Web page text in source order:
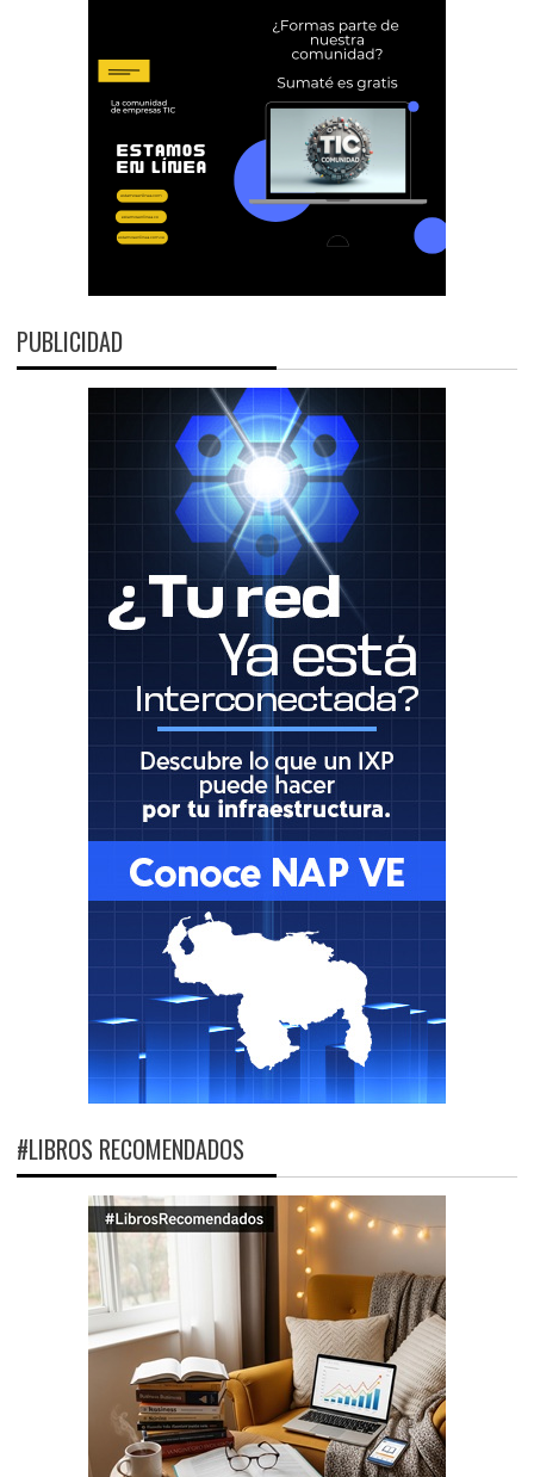
PUBLICIDAD
#LIBROS RECOMENDADOS